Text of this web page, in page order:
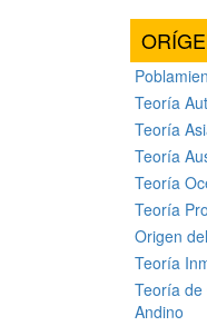
Teoría
Teoría
Teoría
Teoría
Teoría
Origen
Teoría
Teoría de
Andino